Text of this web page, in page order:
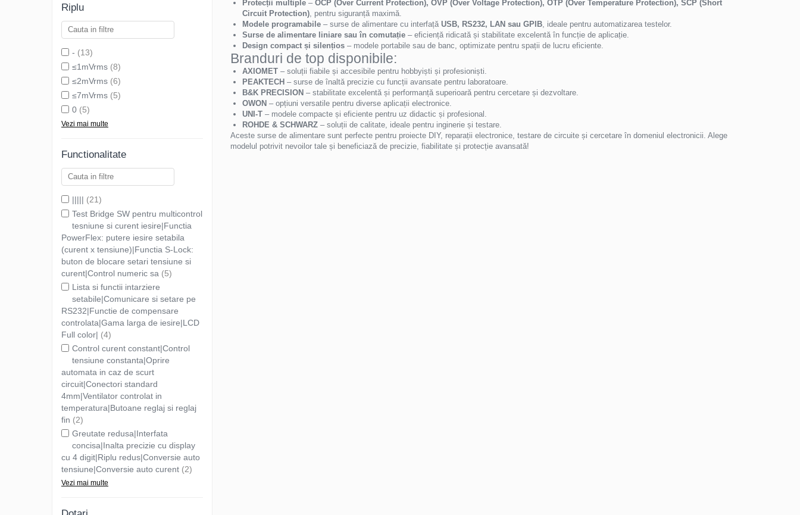
Riplu
- (13)
≤1mVrms (8)
≤2mVrms (6)
≤7mVrms (5)
0 (5)
Vezi mai multe
Functionalitate
||||| (21)
Test Bridge SW pentru multicontrol
tesniune si curent iesire|Functia
PowerFlex: putere iesire setabila
(curent x tensiune)|Functia S-Lock:
buton de blocare setari tensiune si
curent|Control numeric sa (5)
Lista si functii intarziere
setabile|Comunicare si setare pe
RS232|Functie de compensare
controlata|Gama larga de iesire|LCD
Full color| (4)
Control curent constant|Control
tensiune constanta|Oprire
automata in caz de scurt
circuit|Conectori standard
4mm|Ventilator controlat in
temperatura|Butoane reglaj si reglaj
fin (2)
Greutate redusa|Interfata
concisa|Inalta precizie cu display
cu 4 digit|Riplu redus|Conversie auto
tensiune|Conversie auto curent (2)
Vezi mai multe
Protecții multiple – OCP (Over Current Protection), OVP (Over Voltage Protection), OTP (Over Temperature Protection), SCP (Short
Circuit Protection), pentru siguranță maximă.
Modele programabile – surse de alimentare cu interfață USB, RS232, LAN sau GPIB, ideale pentru automatizarea testelor.
Surse de alimentare liniare sau în comutație – eficiență ridicată și stabilitate excelentă în funcție de aplicație.
Design compact și silențios – modele portabile sau de banc, optimizate pentru spații de lucru eficiente.
Branduri de top disponibile:
AXIOMET – soluții fiabile și accesibile pentru hobbyiști și profesioniști.
PEAKTECH – surse de înaltă precizie cu funcții avansate pentru laboratoare.
B&K PRECISION – stabilitate excelentă și performanță superioară pentru cercetare și dezvoltare.
OWON – opțiuni versatile pentru diverse aplicații electronice.
UNI-T – modele compacte și eficiente pentru uz didactic și profesional.
ROHDE & SCHWARZ – soluții de calitate, ideale pentru inginerie și testare.
Aceste surse de alimentare sunt perfecte pentru proiecte DIY, reparații electronice, testare de circuite și cercetare în domeniul electronicii. Alege
modelul potrivit nevoilor tale și beneficiază de precizie, fiabilitate și protecție avansată!